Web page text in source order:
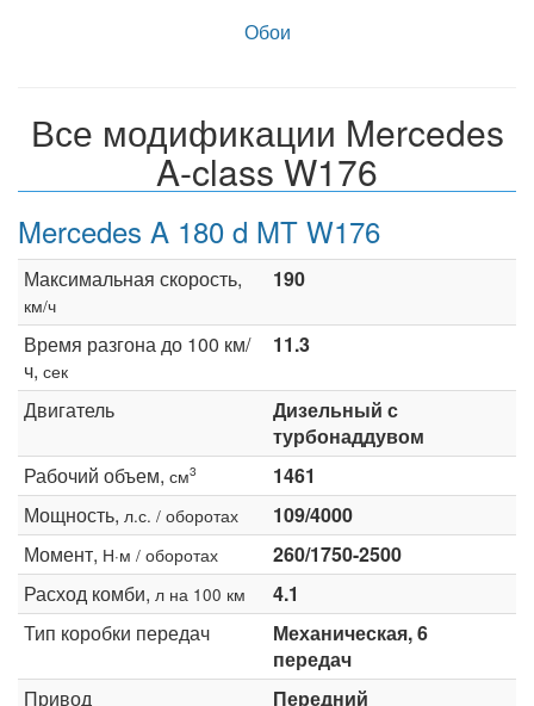
Обои
Все модификации Mercedes
A-class W176
Mercedes A 180 d MT W176
Максимальная скорость,
км/ч
190
Время разгона до 100 км/
ч, сек
11.3
Двигатель
Дизельный с
турбонаддувом
Рабочий объем, см3
1461
Мощность, л.с. / оборотах
109/4000
Момент, Н·м / оборотах
260/1750-2500
Расход комби, л на 100 км
4.1
Тип коробки передач
Механическая, 6
передач
Привод
Передний